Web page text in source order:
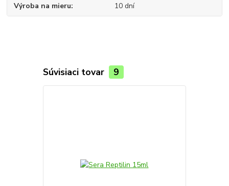
Výroba na mieru 10 dní
Súvisiaci tovar 9